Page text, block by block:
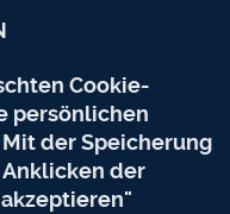
Cookie-
persönlichen
der Speicherung
der